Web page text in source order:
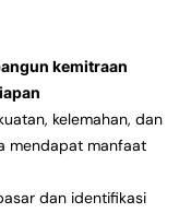
kemitraan
kelemahan, dan
mendapat manfaat
dan identifikasi